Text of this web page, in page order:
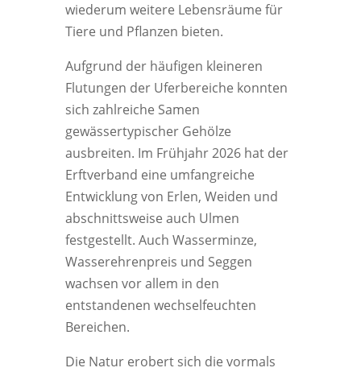
wiederum weitere Lebensräume für
Tiere und Pflanzen bieten.
Aufgrund der häufigen kleineren
Flutungen der Uferbereiche konnten
sich zahlreiche Samen
gewässertypischer Gehölze
ausbreiten. Im Frühjahr 2026 hat der
Erftverband eine umfangreiche
Entwicklung von Erlen, Weiden und
abschnittsweise auch Ulmen
festgestellt. Auch Wasserminze,
Wasserehrenpreis und Seggen
wachsen vor allem in den
entstandenen wechselfeuchten
Bereichen.
Die Natur erobert sich die vormals